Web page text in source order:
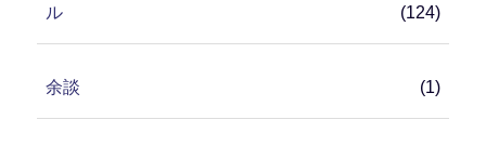
ル (124)
余談 (1)